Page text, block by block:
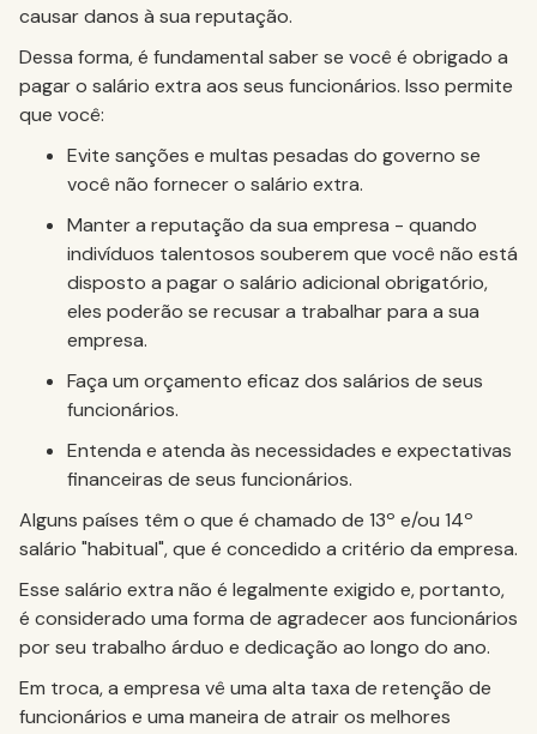
causar danos à sua reputação.
Dessa forma, é fundamental saber se você é obrigado a
pagar o salário extra aos seus funcionários. Isso permite
que você:
Evite sanções e multas pesadas do governo se
você não fornecer o salário extra.
Manter a reputação da sua empresa - quando
indivíduos talentosos souberem que você não está
disposto a pagar o salário adicional obrigatório,
eles poderão se recusar a trabalhar para a sua
empresa.
Faça um orçamento eficaz dos salários de seus
funcionários.
Entenda e atenda às necessidades e expectativas
financeiras de seus funcionários.
Alguns países têm o que é chamado de 13º e/ou 14º
salário "habitual", que é concedido a critério da empresa.
Esse salário extra não é legalmente exigido e, portanto,
é considerado uma forma de agradecer aos funcionários
por seu trabalho árduo e dedicação ao longo do ano.
Em troca, a empresa vê uma alta taxa de retenção de
funcionários e uma maneira de atrair os melhores